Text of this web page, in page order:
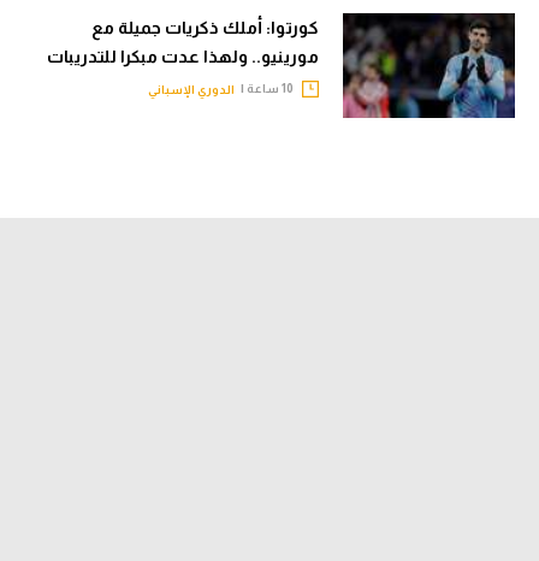
كورتوا: أملك ذكريات جميلة مع
مورينيو.. ولهذا عدت مبكرا للتدريبات
الدوري الإسباني